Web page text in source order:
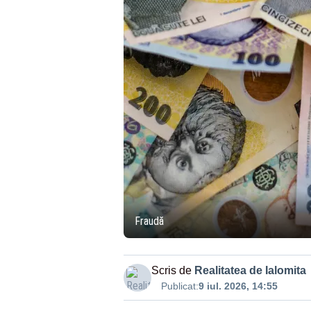
Fraudă
Scris de Realitatea de Ialomita
Publicat:9 iul. 2026, 14:55